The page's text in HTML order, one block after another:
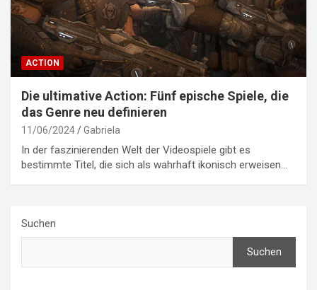
ACTION
Die ultimative Action: Fünf epische Spiele, die
das Genre neu definieren
11/06/2024 Gabriela
In der faszinierenden Welt der Videospiele gibt es
bestimmte Titel, die sich als wahrhaft ikonisch erweisen…
Suchen
Suchen